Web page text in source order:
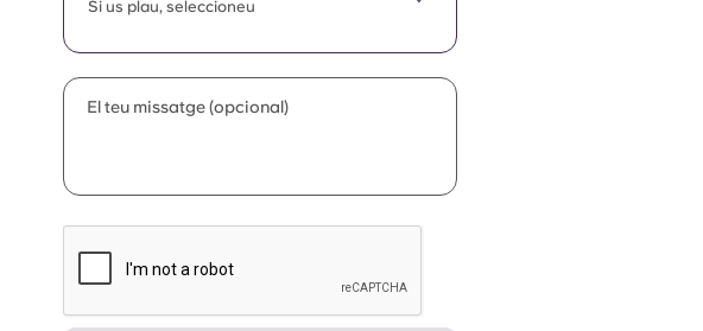
Si us plau, seleccioneu
El teu missatge (opcional)